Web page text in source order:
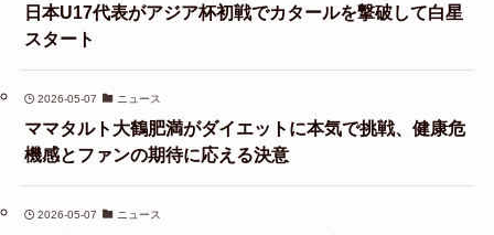
日本U17代表がアジア杯初戦でカタールを撃破して白星
スタート
2026-05-07 ニュース
ママタルト大鶴肥満がダイエットに本気で挑戦、健康危
機感とファンの期待に応える決意
2026-05-07 ニュース